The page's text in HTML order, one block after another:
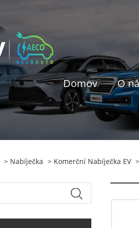
Domov O
> Nabíječka > Komerční Nabíječka EV